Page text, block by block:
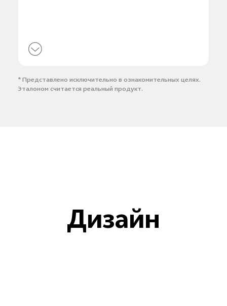
* Представлено исключительно в ознакомительных целях.
Эталоном считается реальный продукт.
Дизайн